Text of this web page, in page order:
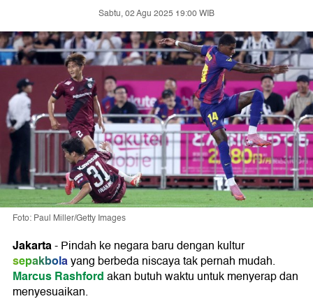
Sabtu, 02 Agu 2025 19:00 WIB
Foto: Paul Miller/Getty Images
Jakarta-Pindah ke negara baru dengan kultur
sepakbolayang berbeda niscaya tak pernah mudah.
Marcus Rashfordakan butuh waktu untuk menyerap dan
menyesuaikan.